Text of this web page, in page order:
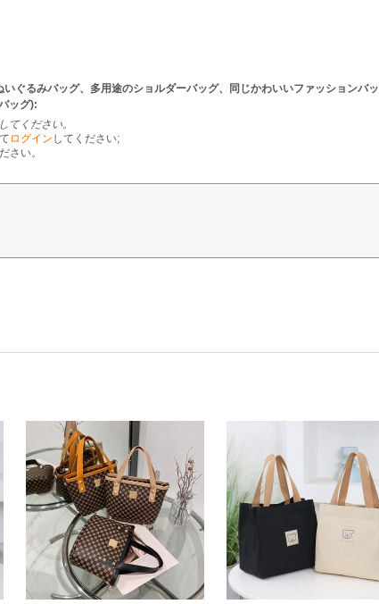
いぐるみバッグ、多用途のショルダーバッグ、同じかわいいファッションバッ
ッグ):
てください。
ログイン してください;
さい。